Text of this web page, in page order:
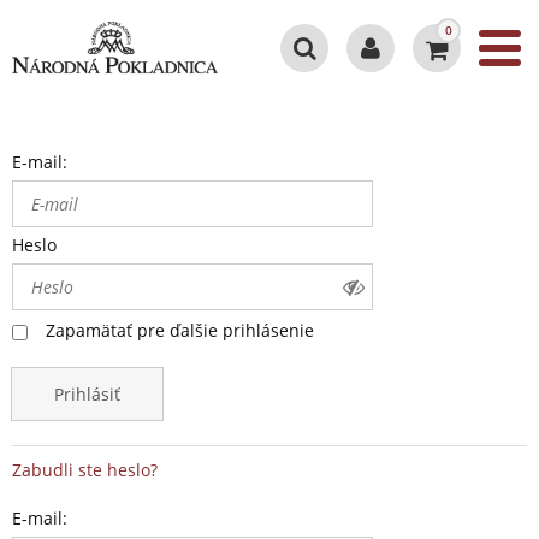
0
E-mail:
Heslo
Zapamätať pre ďalšie prihlásenie
Prihlásiť
Zabudli ste heslo?
E-mail: